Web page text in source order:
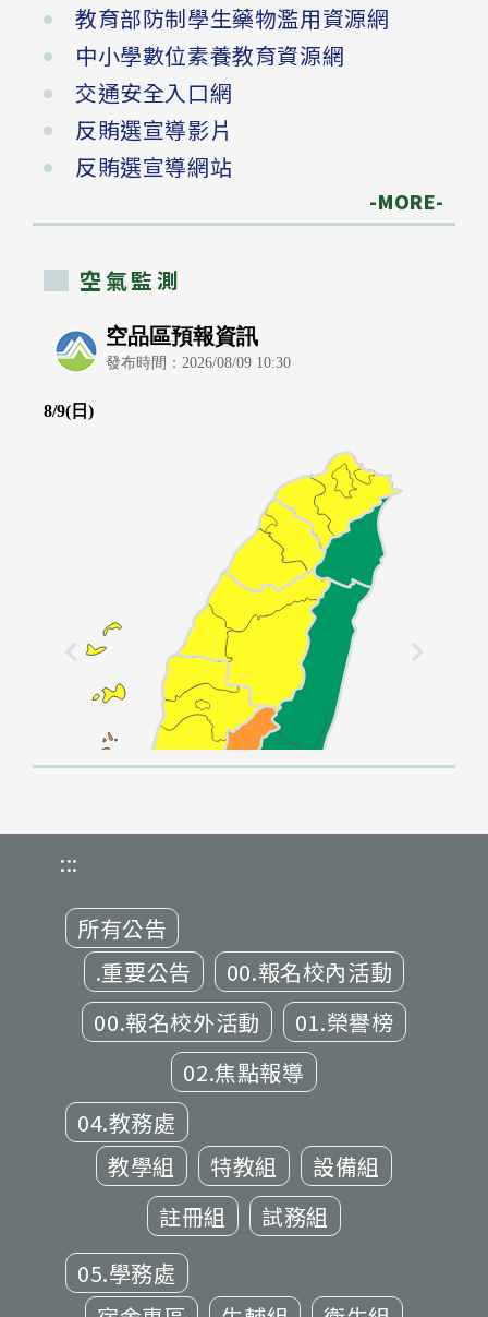
教育部防制學生藥物濫用資源網
中小學數位素養教育資源網
交通安全入口網
反賄選宣導影片
反賄選宣導網站
-MORE-
空氣監測
:::
所有公告
.重要公告
00.報名校內活動
00.報名校外活動
01.榮譽榜
02.焦點報導
04.教務處
教學組
特教組
設備組
註冊組
試務組
05.學務處